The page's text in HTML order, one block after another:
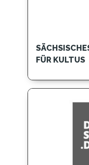
FÜR KULTUS